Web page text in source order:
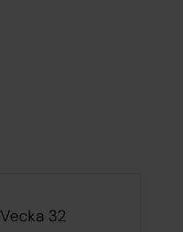
Vecka 32